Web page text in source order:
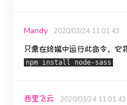
Mandy 2020/03/24 11:01:43
只需在终端中运行此命令，
npm install node-sass
西里飞云 2020/03/24 11:01:43